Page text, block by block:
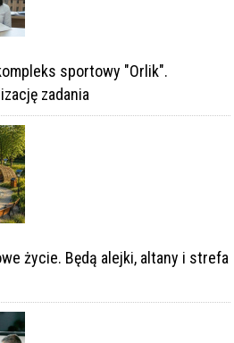
sportowy "Orlik".
zadania
życie. Będą alejki, altany i strefa